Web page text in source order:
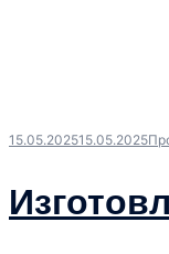
15.05.202515.05.2025